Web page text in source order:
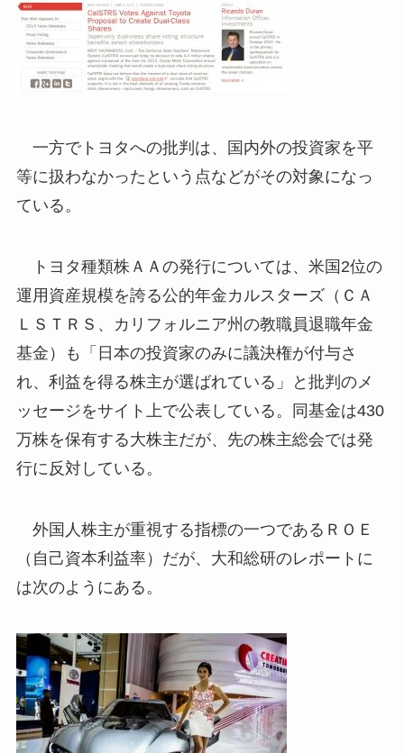
一方でトヨタへの批判は、国内外の投資家を平
等に扱わなかったという点などがその対象になっ
ている。
トヨタ種類株ＡＡの発行については、米国2位の
運用資産規模を誇る公的年金カルスターズ（ＣＡ
ＬＳＴＲＳ、カリフォルニア州の教職員退職年金
基金）も「日本の投資家のみに議決権が付与さ
れ、利益を得る株主が選ばれている」と批判のメ
ッセージをサイト上で公表している。同基金は430
万株を保有する大株主だが、先の株主総会では発
行に反対している。
外国人株主が重視する指標の一つであるＲＯＥ
（自己資本利益率）だが、大和総研のレポートに
は次のようにある。